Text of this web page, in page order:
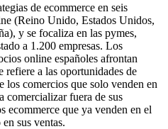
de ecommerce en seis
(Reino Unido, Estados Unidos,
y se focaliza en las pymes,
a 1.200 empresas. Los
online españoles afrontan
refiere a las oportunidades de
los comercios que solo venden en
comercializar fuera de sus
ecommerce que ya venden en el
sus ventas.